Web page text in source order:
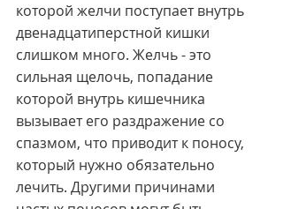
которой желчи поступает внутрь
двенадцатиперстной кишки
слишком много. Желчь - это
сильная щелочь, попадание
которой внутрь кишечника
вызывает его раздражение со
спазмом, что приводит к поносу,
который нужно обязательно
лечить. Другими причинами